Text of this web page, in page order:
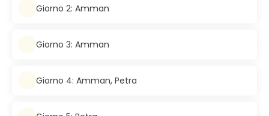
Giorno 2: Amman
Giorno 3: Amman
Giorno 4: Amman, Petra